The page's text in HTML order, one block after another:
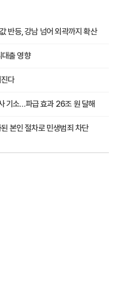
반등, 강남 넘어 외곽까지 확산
출 영향
다
기소…파급 효과 26조 원 달해
본인 절차로 민생범죄 차단